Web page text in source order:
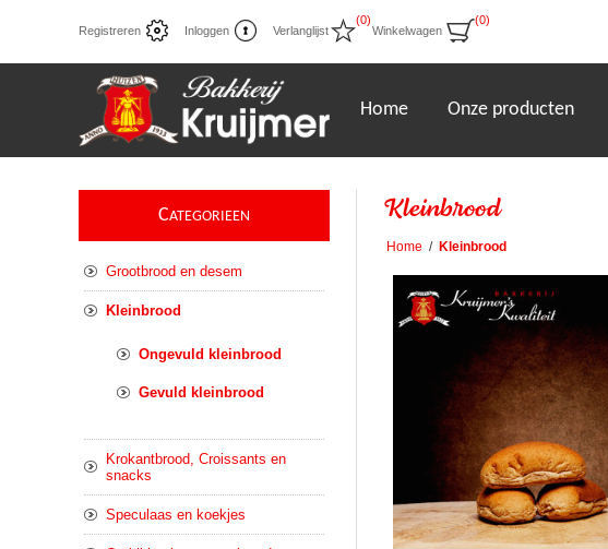
Registreren Inloggen Verlanglijst
(0)
Winkelwagen
(0)
Home Onze producten
Kleinbrood
Home / Kleinbrood
CATEGORIEEN
Grootbrood en desem
Kleinbrood
Ongevuld kleinbrood
Gevuld kleinbrood
Krokantbrood, Croissants en
snacks
Speculaas en koekjes